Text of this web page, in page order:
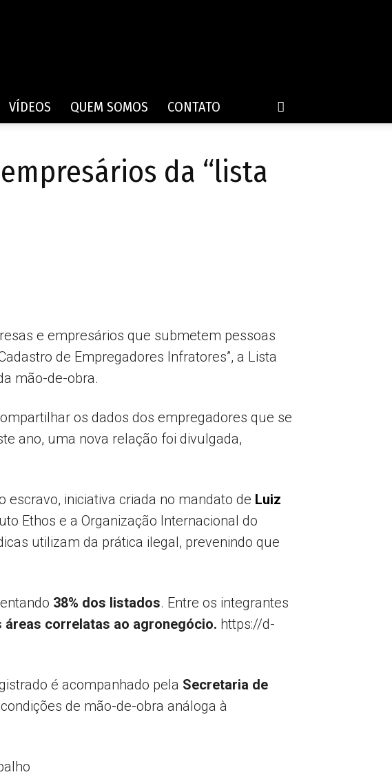
VÍDEOS QUEM SOMOS CONTATO
da “lista
e empresários que submetem pessoas
de Empregadores Infratores”, a Lista
mão-de-obra.
os dados dos empregadores que se
ano, uma nova relação foi divulgada,
iniciativa criada no mandato de Luiz
Ethos e a Organização Internacional do
utilizam da prática ilegal, prevenindo que
38% dos listados. Entre os integrantes
correlatas ao agronegócio. https://d-
é acompanhado pela Secretaria de
de mão-de-obra análoga à